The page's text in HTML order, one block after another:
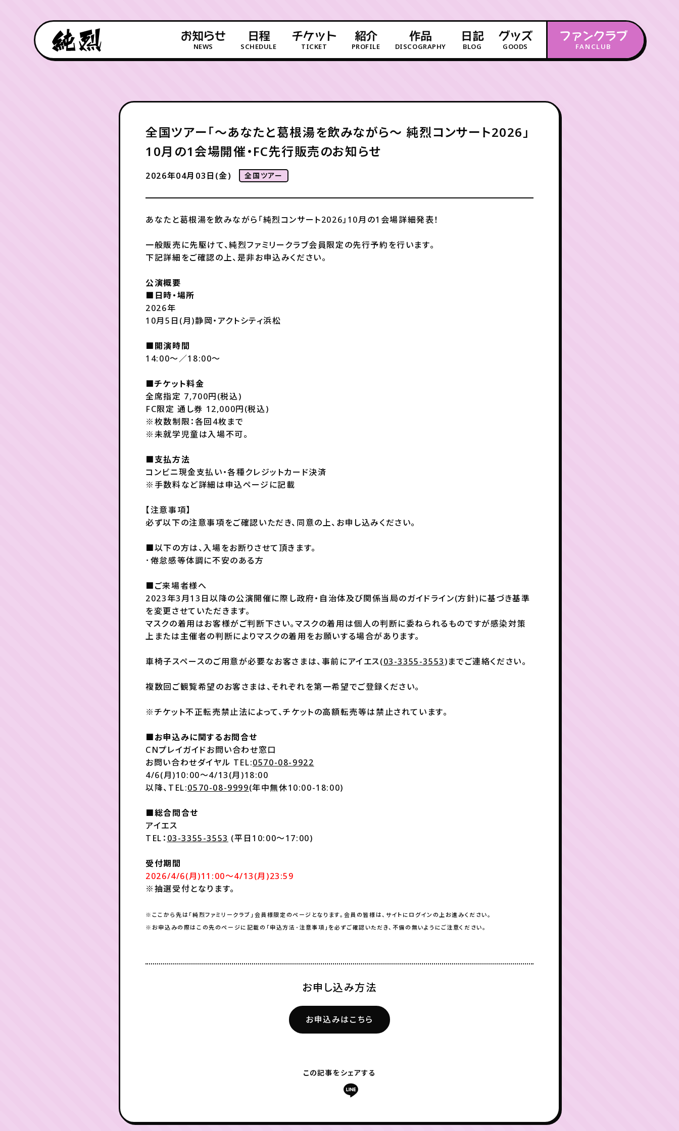
お知らせ
NEWS
日程
SCHEDULE
チケット
TICKET
紹介
PROFILE
作品
DISCOGRAPHY
日記
BLOG
グッズ
GOODS
ファンクラブ
FANCLUB
全国ツアー「〜あなたと葛根湯を飲みながら〜 純烈コンサート2026」
10月の1会場開催・FC先行販売のお知らせ
2026年04月03日(金) 全国ツアー
あなたと葛根湯を飲みながら「純烈コンサート2026」10月の1会場詳細発表！
一般販売に先駆けて、純烈ファミリークラブ会員限定の先行予約を行います。
下記詳細をご確認の上、是非お申込みください。
公演概要
■日時・場所
2026年
10月5日(月)静岡・アクトシティ浜松
■開演時間
14:00～／18:00～
■チケット料金
全席指定 7,700円(税込)
FC限定 通し券 12,000円(税込)
※枚数制限：各回4枚まで
※未就学児童は入場不可。
■支払方法
コンビニ現金支払い・各種クレジットカード決済
※手数料など詳細は申込ページに記載
【注意事項】
必ず以下の注意事項をご確認いただき、同意の上、お申し込みください。
■以下の方は、入場をお断りさせて頂きます。
･倦怠感等体調に不安のある方
■ご来場者様へ
2023年3月13日以降の公演開催に際し政府・自治体及び関係当局のガイドライン(方針)に基づき基準
を変更させていただきます。
マスクの着用はお客様がご判断下さい。マスクの着用は個人の判断に委ねられるものですが感染対策
上または主催者の判断によりマスクの着用をお願いする場合があります。
車椅子スペースのご用意が必要なお客さまは、事前にアイエス(03-3355-3553)までご連絡ください。
複数回ご観覧希望のお客さまは、それぞれを第一希望でご登録ください。
※チケット不正転売禁止法によって、チケットの高額転売等は禁止されています。
■お申込みに関するお問合せ
CNプレイガイドお問い合わせ窓口
お問い合わせダイヤル TEL:0570-08-9922
4/6(月)10:00～4/13(月)18:00
以降、TEL:0570-08-9999(年中無休10:00-18:00)
■総合問合せ
アイエス
TEL： 03-3355-3553 (平日10:00～17:00)
受付期間
2026/4/6(月)11:00～4/13(月)23:59
※抽選受付となります。
※ここから先は「純烈ファミリークラブ」会員様限定のページとなります。会員の皆様は、サイトにログインの上お進みください。
※お申込みの際はこの先のページに記載の「申込方法･注意事項」を必ずご確認いただき、不備の無いようにご注意ください。
お申し込み方法
お申込みはこちら
この記事をシェアする